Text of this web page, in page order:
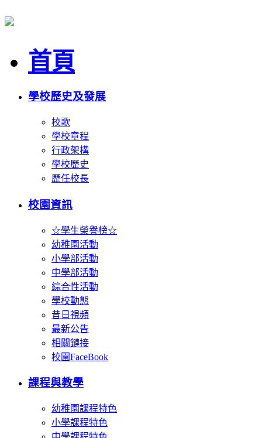
首頁
學校歷史及發展
校歌
學校章程
行政架構
學校歷史
歷任校長
校園資訊
☆學生榮譽榜☆
幼稚園活動
小學部活動
中學部活動
綜合性活動
學校動態
昔日視頻
最新公告
相關鏈接
校園FaceBook
課程與教學
幼稚園課程特色
小學課程特色